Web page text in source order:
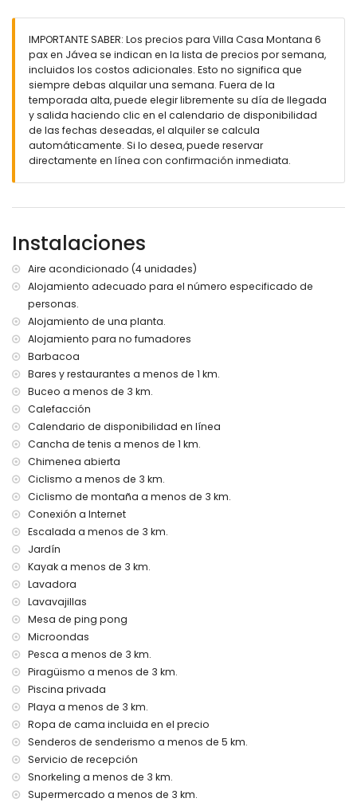
terreno cerrado
hermoso jardín con césped, grava, árboles y muebles de
jardín con tumbonas
2 terrazas, de las cuales 1 está cubierta
barbacoa
zona de estar exterior y zona de comedor exterior
terraza en la azotea
Más información
la villa)
de 3 kilómetros de la villa)
puerto más cercano: Duanes del Mar, Jávea (a menos de 5
kilómetros de la villa)
parque más cercano: La Guardia, Jávea (a menos de 3
kilómetros de la villa)
aeropuerto más cercano: Alicante (a menos de 100
kilómetros de la villa)
segundo aeropuerto más cercano: Valencia (> 100
no se permite fumar
no se permiten mascotas
El alojamiento es muy adecuado para familias con niños
Instalaciones y servicios incluidos en el precio del alquiler
de la villa
internet (WiFi)
ropa de cama y toallas
servicio de recepción
ping pong
calefacción por aire y salón con aire acondicionado
Instalaciones y servicios con costo adicional
cama extra y cuna/cama para niños (a solicitud)
Entretenimiento y actividades de ocio para sus vacaciones
en Jávea, Costa Blanca
cine, teatro, discoteca, bar, paseo marítimo (El Arenal y
Jávea) (a menos de 5 kilómetros de la casa)
Visitas y cultura en Jávea, Costa Blanca
museo (Pueblo Histórico, Jávea), iglesia (San Bartolomé,
Jávea), ruina (Pueblo Histórico, Jávea), monumento
(Pueblo Histórico, Jávea), edificio arquitectónico (Pueblo
Histórico, Jávea), lugar histórico (Pueblo Histórico y Jávea)
(a menos de 5 kilómetros del alojamiento)
IMPORTANTE SABER: Los precios para Villa Casa Montana 6
pax en Jávea se indican en la lista de precios por semana,
incluidos los costos adicionales. Esto no significa que
siempre debas alquilar una semana. Fuera de la
temporada alta, puede elegir libremente su día de llegada
y salida haciendo clic en el calendario de disponibilidad
de las fechas deseadas, el alquiler se calcula
automáticamente. Si lo desea, puede reservar
directamente en línea con confirmación inmediata.
Instalaciones
Aire acondicionado (4 unidades)
Alojamiento adecuado para el número especificado de
personas.
Alojamiento de una planta.
Alojamiento para no fumadores
Barbacoa
Bares y restaurantes a menos de 1 km.
Buceo a menos de 3 km.
Calefacción
Calendario de disponibilidad en línea
Cancha de tenis a menos de 1 km.
Chimenea abierta
Ciclismo a menos de 3 km.
Ciclismo de montaña a menos de 3 km.
Conexión a Internet
Escalada a menos de 3 km.
Jardín
Kayak a menos de 3 km.
Lavadora
Lavavajillas
Mesa de ping pong
Microondas
Pesca a menos de 3 km.
Piragüismo a menos de 3 km.
Piscina privada
Playa a menos de 3 km.
Ropa de cama incluida en el precio
Senderos de senderismo a menos de 5 km.
Servicio de recepción
Snorkeling a menos de 3 km.
Supermercado a menos de 3 km.